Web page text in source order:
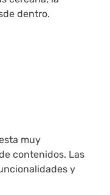
dentro.
muy
contenidos. Las
y